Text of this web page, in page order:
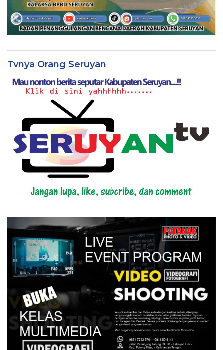
Tvnya Orang Seruyan